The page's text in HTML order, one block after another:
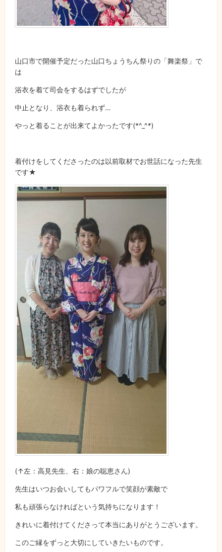
山口市で開催予定だった山口ちょうちん祭りの「舞楽祭」で
は
浴衣を着て司会をするはずでしたが
中止となり、浴衣も着られず…
やっと着ることが出来てよかったです(*^_^*)
着付けをしてくださったのは以前取材でお世話になった先生
です★
(↑左：高見先生、右：娘の聡恵さん)
先生はいつお会いしてもパワフルで笑顔が素敵で
私も頑張らなければという気持ちになります！
きれいに着付けてくださって本当にありがとうございます。
このご縁をずっと大切にしていきたいものです。